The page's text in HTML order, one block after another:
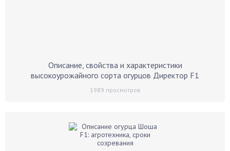
Описание, свойства и характеристики
высокоурожайного сорта огурцов Директор F1
1989 просмотров